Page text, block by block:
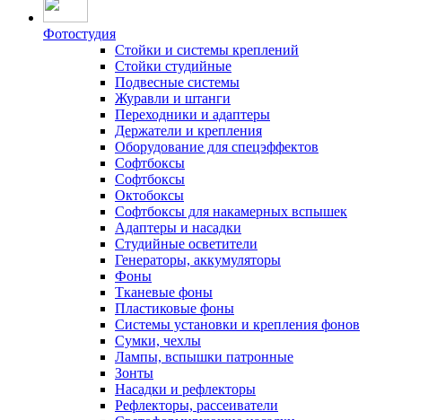
Фотостудия
Стойки и системы креплений
Стойки студийные
Подвесные системы
Журавли и штанги
Переходники и адаптеры
Держатели и крепления
Оборудование для спецэффектов
Софтбоксы
Софтбоксы
Октобоксы
Софтбоксы для накамерных вспышек
Адаптеры и насадки
Студийные осветители
Генераторы, аккумуляторы
Фоны
Тканевые фоны
Пластиковые фоны
Системы установки и крепления фонов
Сумки, чехлы
Лампы, вспышки патронные
Зонты
Насадки и рефлекторы
Рефлекторы, рассеиватели